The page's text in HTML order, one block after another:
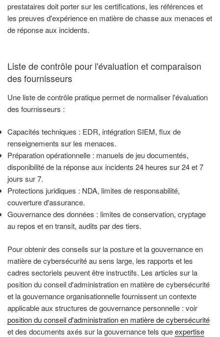
prestataires doit porter sur les certifications, les références et
les preuves d'expérience en matière de chasse aux menaces et
de réponse aux incidents.
Liste de contrôle pour l'évaluation et comparaison
des fournisseurs
Une liste de contrôle pratique permet de normaliser l'évaluation
des fournisseurs :
Capacités techniques : EDR, intégration SIEM, flux de
renseignements sur les menaces.
Préparation opérationnelle : manuels de jeu documentés,
disponibilité de la réponse aux incidents 24 heures sur 24 et 7
jours sur 7.
Protections juridiques : NDA, limites de responsabilité,
couverture d'assurance.
Gouvernance des données : limites de conservation, cryptage
au repos et en transit, audits par des tiers.
Pour obtenir des conseils sur la posture et la gouvernance en
matière de cybersécurité au sens large, les rapports et les
cadres sectoriels peuvent être instructifs. Les articles sur la
position du conseil d'administration en matière de cybersécurité
et la gouvernance organisationnelle fournissent un contexte
applicable aux structures de gouvernance personnelle : voir
position du conseil d'administration en matière de cybersécurité
et des documents axés sur la gouvernance tels queexpertise